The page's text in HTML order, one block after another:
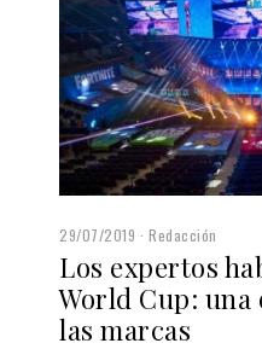
29/07/2019 Redacción
Los expertos
World Cup:
las marcas